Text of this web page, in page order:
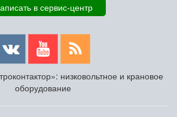
в сервис-центр
низковольтное и крановое
оборудование